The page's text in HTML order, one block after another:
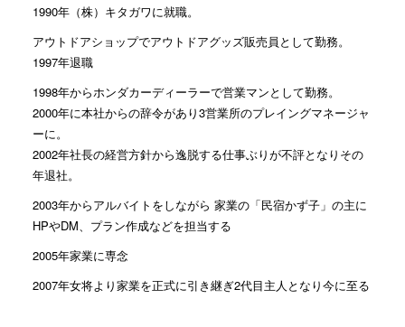
1990年（株）キタガワに就職。
アウトドアショップでアウトドアグッズ販売員として勤務。
1997年退職
1998年からホンダカーディーラーで営業マンとして勤務。
2000年に本社からの辞令があり3営業所のプレイングマネージャ
ーに。
2002年社長の経営方針から逸脱する仕事ぶりが不評となりその
年退社。
2003年からアルバイトをしながら 家業の「民宿かず子」の主に
HPやDM、プラン作成などを担当する
2005年家業に専念
2007年女将より家業を正式に引き継ぎ2代目主人となり今に至る